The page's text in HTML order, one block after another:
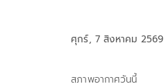
ศุกร์, 7 สิงหาคม 2569
สภาพอากาศวันนี้